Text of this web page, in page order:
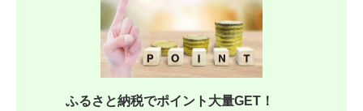
ふるさと納税でポイント大量GET！